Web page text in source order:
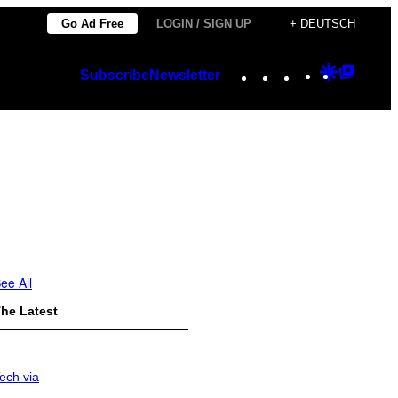
Go Ad Free LOGIN / SIGN UP + DEUTSCH
SubscribeNewsletter Instagram
TikTok
YouTube
Google
All
Latest
via